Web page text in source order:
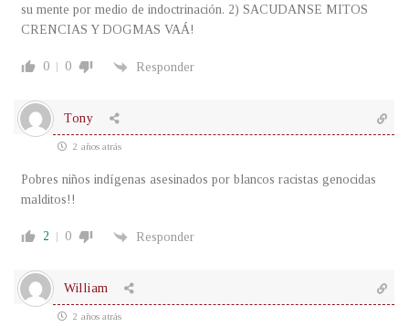
su mente por medio de indoctrinación. 2) SACUDANSE MITOS
CRENCIAS Y DOGMAS VAÁ!
0 0 Responder
Tony
2 años atrás
Pobres niños indígenas asesinados por blancos racistas genocidas
malditos!!
2 0 Responder
William
2 años atrás